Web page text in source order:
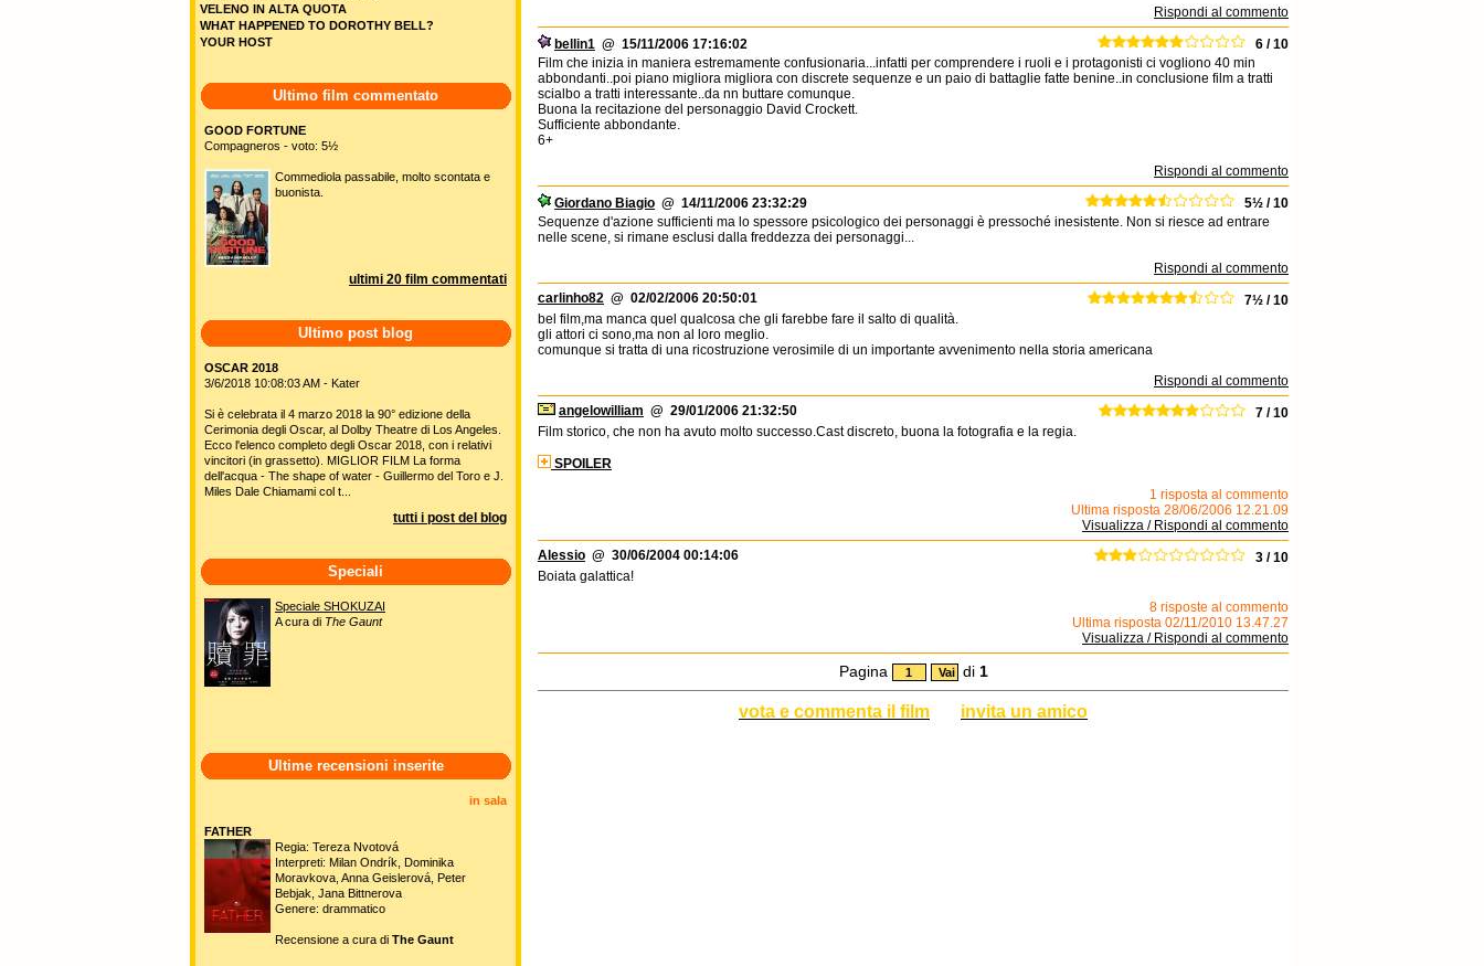
Rispondi al commento
bellin1 @ 15/11/2006 17:16:02
6 / 10
Film che inizia in maniera estremamente confusionaria...infatti per comprendere i ruoli e i protagonisti ci vogliono 40 min
abbondanti..poi piano migliora migliora con discrete sequenze e un paio di battaglie fatte benine..in conclusione film a tratti
scialbo a tratti interessante..da nn buttare comunque.
Buona la recitazione del personaggio David Crockett.
Sufficiente abbondante.
6+
Rispondi al commento
Giordano Biagio @ 14/11/2006 23:32:29
5½ / 10
Sequenze d'azione sufficienti ma lo spessore psicologico dei personaggi è pressoché inesistente. Non si riesce ad entrare
nelle scene, si rimane esclusi dalla freddezza dei personaggi...
Rispondi al commento
carlinho82 @ 02/02/2006 20:50:01
7½ / 10
bel film,ma manca quel qualcosa che gli farebbe fare il salto di qualità.
gli attori ci sono,ma non al loro meglio.
comunque si tratta di una ricostruzione verosimile di un importante avvenimento nella storia americana
Rispondi al commento
angelowilliam @ 29/01/2006 21:32:50
7 / 10
Film storico, che non ha avuto molto successo.Cast discreto, buona la fotografia e la regia.
SPOILER
1 risposta al commento
Ultima risposta 28/06/2006 12.21.09
Visualizza / Rispondi al commento
Alessio @ 30/06/2004 00:14:06
3 / 10
Boiata galattica!
8 risposte al commento
Ultima risposta 02/11/2010 13.47.27
Visualizza / Rispondi al commento
Pagina di 1
vota e commenta il film invita un amico
VELENO IN ALTA QUOTA
WHAT HAPPENED TO DOROTHY BELL?
YOUR HOST
Ultimo film commentato
GOOD FORTUNE
Compagneros - voto: 5½
Commediola passabile, molto scontata e
buonista.
ultimi 20 film commentati
Ultimo post blog
OSCAR 2018
3/6/2018 10:08:03 AM - Kater
Si è celebrata il 4 marzo 2018 la 90° edizione della
Cerimonia degli Oscar, al Dolby Theatre di Los Angeles.
Ecco l'elenco completo degli Oscar 2018, con i relativi
vincitori (in grassetto). MIGLIOR FILM La forma
dell'acqua - The shape of water - Guillermo del Toro e J.
Miles Dale Chiamami col t...
tutti i post del blog
Speciali
Speciale SHOKUZAI
A cura di The Gaunt
Ultime recensioni inserite
in sala
FATHER
Regia: Tereza Nvotová
Interpreti: Milan Ondrík, Dominika
Moravkova, Anna Geislerová, Peter
Bebjak, Jana Bittnerova
Genere: drammatico
Recensione a cura di The Gaunt